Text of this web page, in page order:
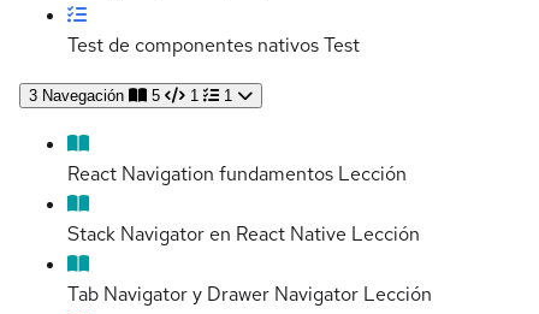
Test de componentes nativosTest
3 Navegación 5 1 1
React Navigation fundamentos Lección
Stack Navigator en React Native Lección
Tab Navigator y Drawer Navigator Lección